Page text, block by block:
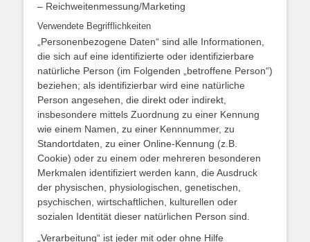
– Reichweitenmessung/Marketing
Verwendete Begrifflichkeiten
„Personenbezogene Daten“ sind alle Informationen,
die sich auf eine identifizierte oder identifizierbare
natürliche Person (im Folgenden „betroffene Person“)
beziehen; als identifizierbar wird eine natürliche
Person angesehen, die direkt oder indirekt,
insbesondere mittels Zuordnung zu einer Kennung
wie einem Namen, zu einer Kennnummer, zu
Standortdaten, zu einer Online-Kennung (z.B.
Cookie) oder zu einem oder mehreren besonderen
Merkmalen identifiziert werden kann, die Ausdruck
der physischen, physiologischen, genetischen,
psychischen, wirtschaftlichen, kulturellen oder
sozialen Identität dieser natürlichen Person sind.
„Verarbeitung“ ist jeder mit oder ohne Hilfe